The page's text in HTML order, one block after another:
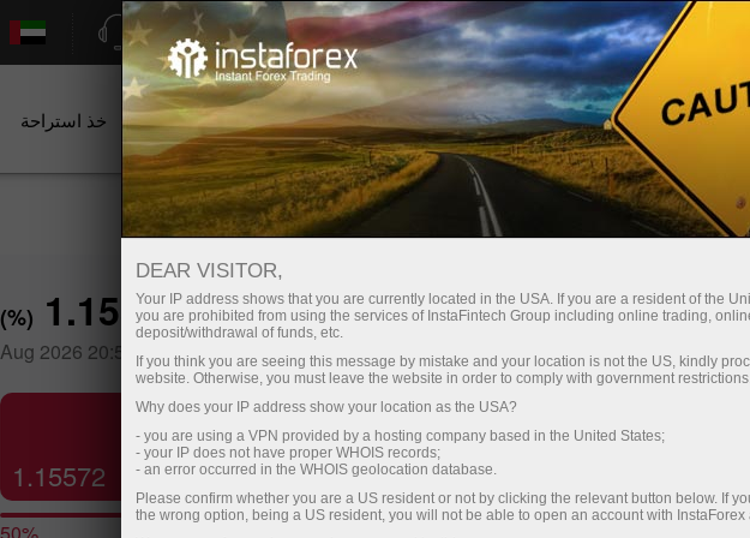
الدعم فتح الحساب الفوري منصة التداول
للمبتدئين للمستثمرين للشركاء الحملات خذ استراحة
1.15582
(
%)
07 Aug 2026 20:59
1.15572
1 year
/
2 years
/
3 years
/
4 years
|
Actual
Forecast
Previous
|
Line
Bar
Data not found
DEAR VISITOR,
Your IP address shows that you are currently located in the USA. If you are a resident of the
you are prohibited from using the services of InstaFintech Group including online trading,
deposit/withdrawal of funds, etc.
If you think you are seeing this message by mistake and your location is not the US, kindly
website. Otherwise, you must leave the website in order to comply with government
Why does your IP address show your location as the USA?
- you are using a VPN provided by a hosting company based in the United States;
- your IP does not have proper WHOIS records;
- an error occurred in the WHOIS geolocation database.
Please confirm whether you are a US resident or not by clicking the relevant button below. If
the wrong option, being a US resident, you will not be able to open an account with InstaForex